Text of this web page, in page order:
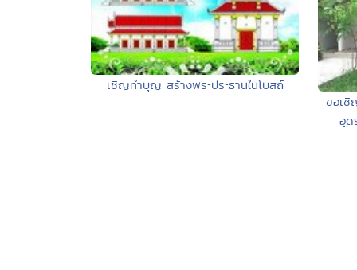
เชิญทำบุญ สร้างพระประธานในโบสถ์
ขอเชิ
อุด